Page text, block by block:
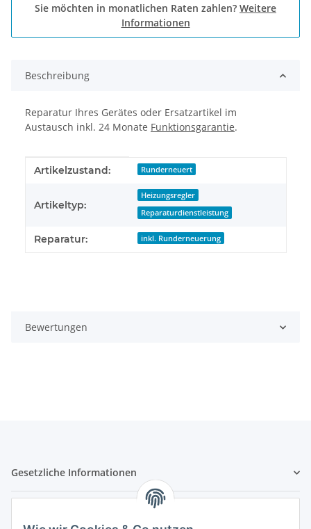
Sie möchten in monatlichen Raten zahlen? Weitere
Informationen
Beschreibung
Reparatur Ihres Gerätes oder Ersatzartikel im
Austausch inkl. 24 Monate Funktionsgarantie.
Produkteigenschaft
Wert
Artikelzustand: Runderneuert
Artikeltyp:
Heizungsregler
Reparaturdienstleistung
Reparatur: inkl. Runderneuerung
Bewertungen
Gesetzliche Informationen